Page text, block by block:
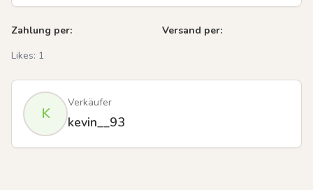
Zahlung per:
Versand per:
Likes: 1
K
Verkäufer
kevin__93